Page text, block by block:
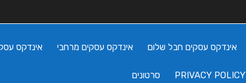
אינדקס עסקים חבל שלום אינדקס עסקים מרחבי אינדקס
PRIVACY POLICY סרטונים